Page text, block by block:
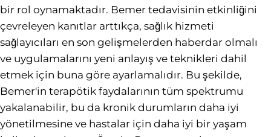
bir rol oynamaktadır. Bemer tedavisinin etkinliğini
çevreleyen kanıtlar arttıkça, sağlık hizmeti
sağlayıcıları en son gelişmelerden haberdar olmalı
ve uygulamalarını yeni anlayış ve teknikleri dahil
etmek için buna göre ayarlamalıdır. Bu şekilde,
Bemer'in terapötik faydalarının tüm spektrumu
yakalanabilir, bu da kronik durumların daha iyi
yönetilmesine ve hastalar için daha iyi bir yaşam